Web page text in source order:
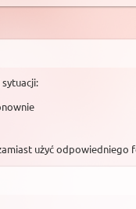
użyć odpowiedniego